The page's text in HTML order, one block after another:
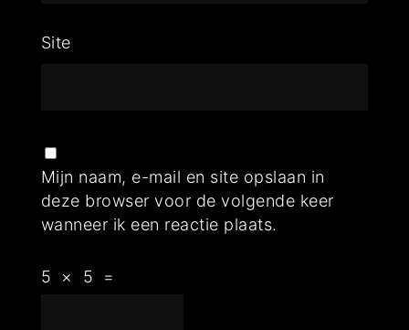
Site
Mijn naam, e-mail en site opslaan in
deze browser voor de volgende keer
wanneer ik een reactie plaats.
5 × 5 =